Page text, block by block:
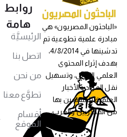
«الباحثون المصريون» هي
مبادرة علمية تطوعية تم
تدشينها في 4/8/2014،
بهدف إثراء المحتوى
العلمي العربي، وتسهيل
نقل المواد والأخبار
العلمية للمهتمين بها
من المصريين والعرب،
روابط
هامة
الرئيسيَّة
اتصل بنا
من نحن
تطوَّع معنا
أقسام
الموقع